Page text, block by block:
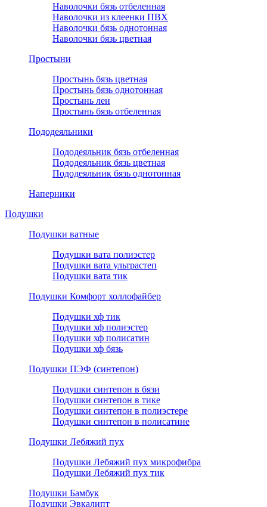
Наволочки бязь отбеленная
Наволочки из клеенки ПВХ
Наволочки бязь однотонная
Наволочки бязь цветная
Простыни
Простынь бязь цветная
Простынь бязь однотонная
Простынь лен
Простынь бязь отбеленная
Пододеяльники
Пододеяльник бязь отбеленная
Пододеяльник бязь цветная
Пододеяльник бязь однотонная
Наперники
Подушки
Подушки ватные
Подушки вата полиэстер
Подушки вата ультрастеп
Подушки вата тик
Подушки Комфорт холлофайбер
Подушки хф тик
Подушки хф полиэстер
Подушки хф полисатин
Подушки хф бязь
Подушки ПЭФ (синтепон)
Подушки синтепон в бязи
Подушки синтепон в тике
Подушки синтепон в полиэстере
Подушки синтепон в полисатине
Подушки Лебяжий пух
Подушки Лебяжий пух микрофибра
Подушки Лебяжий пух тик
Подушки Бамбук
Подушки Эвкалипт